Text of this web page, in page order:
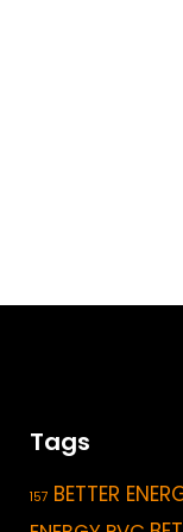
Tags
157 BETTER